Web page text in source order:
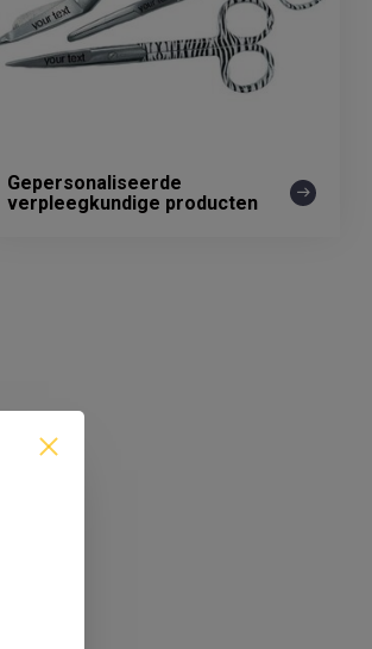
Gepersonaliseerde
verpleegkundige producten